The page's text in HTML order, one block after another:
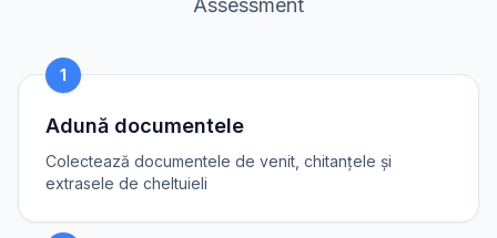
Assessment
1
Adună documentele
Colectează documentele de venit, chitanțele și
extrasele de cheltuieli